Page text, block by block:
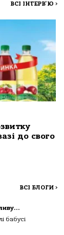
ВСІ ІНТЕРВ'Ю >
до свого
ВСІ БЛОГИ >
бабусі